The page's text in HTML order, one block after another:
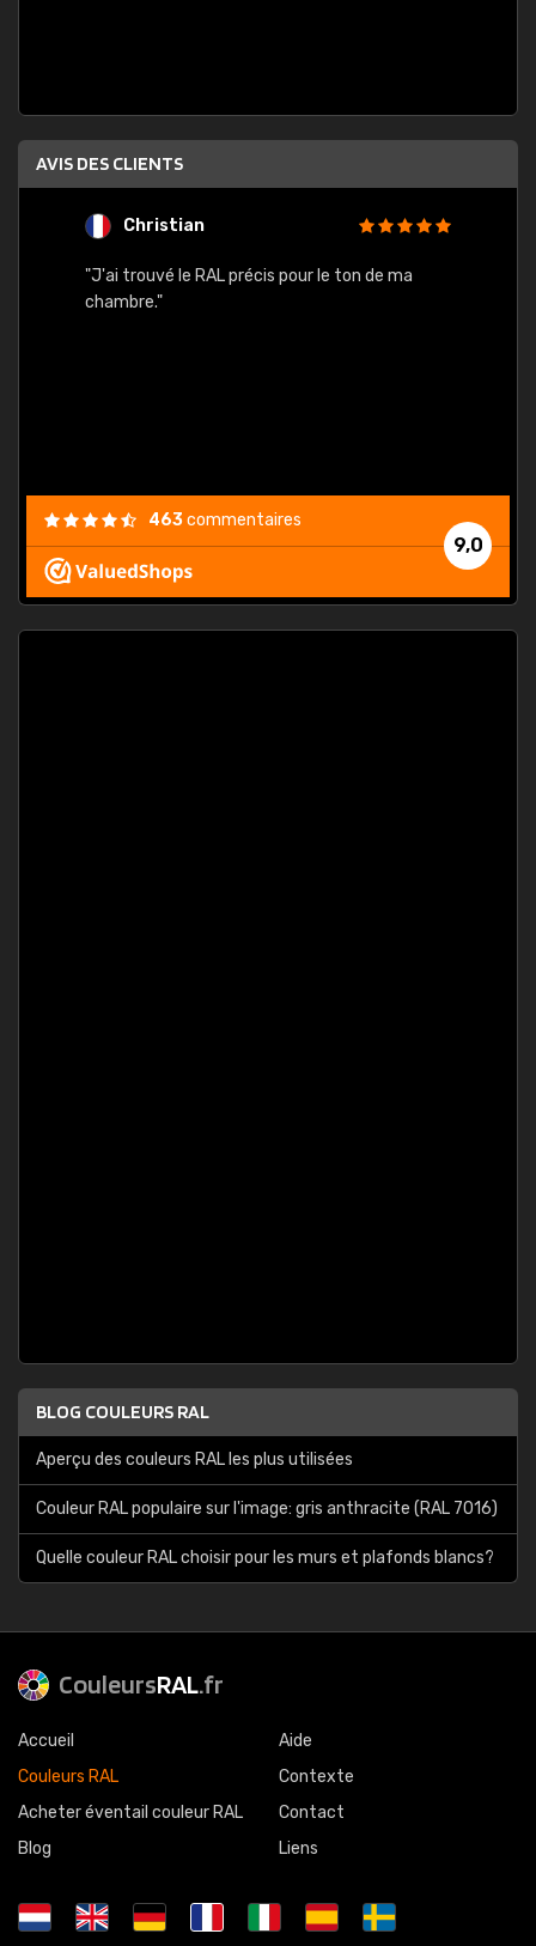
AVIS DES CLIENTS
Christian
"J'ai trouvé le RAL précis pour le ton de ma
chambre."
9,0
463commentaires
BLOG COULEURS RAL
Aperçu des couleurs RAL les plus utilisées
Couleur RAL populaire sur l'image: gris anthracite (RAL 7016)
Quelle couleur RAL choisir pour les murs et plafonds blancs?
CouleursRAL.fr
Accueil
Couleurs RAL
Acheter éventail couleur RAL
Blog
Aide
Contexte
Contact
Liens